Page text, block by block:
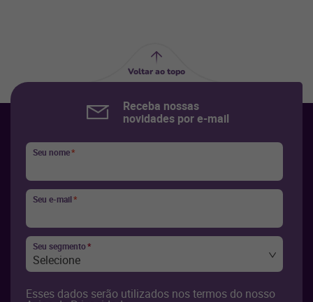
Voltar ao topo
Receba nossas
novidades por e-mail
Seu nome*
Seu e-mail*
Seu segmento*
Selecione
Esses dados serão utilizados nos termos do nosso